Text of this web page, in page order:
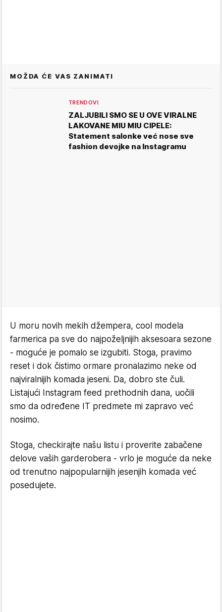
MOŽDA ĆE VAS ZANIMATI
TRENDOVI
ZALJUBILI SMO SE U OVE VIRALNE
LAKOVANE MIU MIU CIPELE:
Statement salonke već nose sve
fashion devojke na Instagramu
U moru novih mekih džempera, cool modela
farmerica pa sve do najpoželjnijih aksesoara sezone
- moguće je pomalo se izgubiti. Stoga, pravimo
reset i dok čistimo ormare pronalazimo neke od
najviralnijih komada jeseni. Da, dobro ste čuli.
Listajući Instagram feed prethodnih dana, uočili
smo da određene IT predmete mi zapravo već
nosimo.
Stoga, checkirajte našu listu i proverite zabačene
delove vaših garderobera - vrlo je moguće da neke
od trenutno najpopularnijih jesenjih komada već
posedujete.